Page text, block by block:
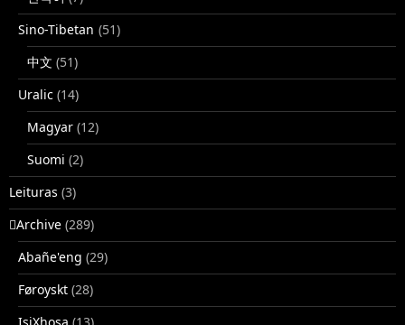
Sino-Tibetan (51)
中文 (51)
Uralic (14)
Magyar (12)
Suomi (2)
Leituras (3)
􏿽Archive (289)
Abañe'eng (29)
Føroyskt (28)
IsiXhosa (13)